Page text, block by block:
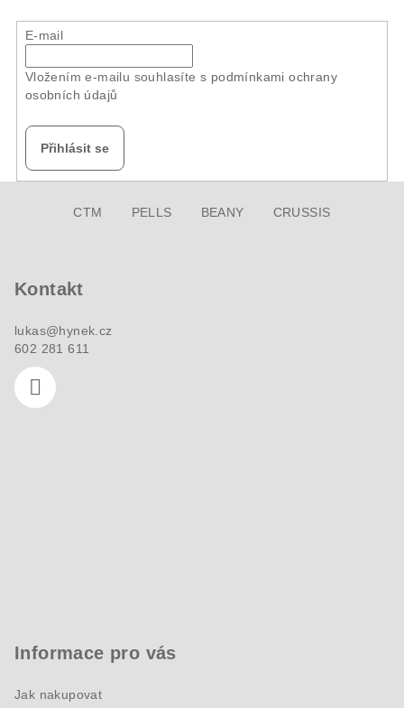
E-mail
Vložením e-mailu souhlasíte s podmínkami ochrany
osobních údajů
Přihlásit se
CTM PELLS BEANY CRUSSIS
Kontakt
lukas@hynek.cz
602 281 611
Informace pro vás
Jak nakupovat